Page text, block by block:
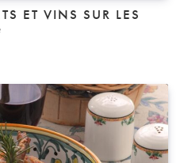
ET VINS SUR LES